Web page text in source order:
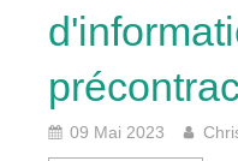
09 Mai 2023